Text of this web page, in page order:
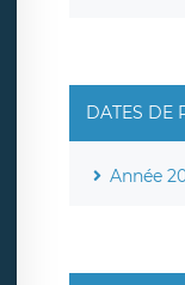
DATES DE
Année